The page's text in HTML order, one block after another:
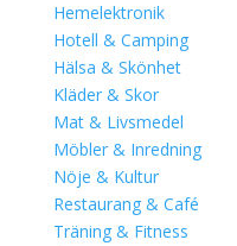
Hemelektronik
Hotell & Camping
Hälsa & Skönhet
Kläder & Skor
Mat & Livsmedel
Möbler & Inredning
Nöje & Kultur
Restaurang & Café
Träning & Fitness